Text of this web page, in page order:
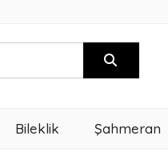
Bileklik Şahmeran